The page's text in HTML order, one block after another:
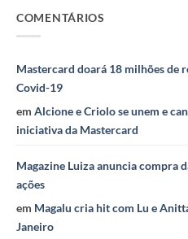
COMENTÁRIOS
Mastercard doará 18 milhões de
Covid-19
em Alcione e Criolo se unem e
iniciativa da Mastercard
Magazine Luiza anuncia compra
ações
em Magalu cria hit com Lu e
Janeiro